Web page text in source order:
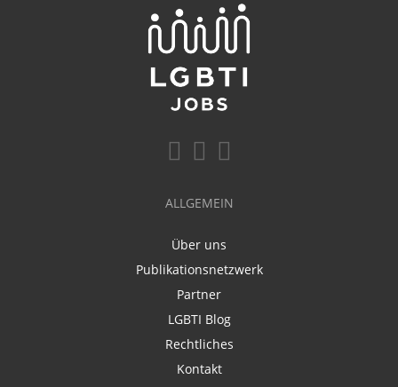
ALLGEMEIN
Über uns
Publikationsnetzwerk
Partner
LGBTI Blog
Rechtliches
Kontakt